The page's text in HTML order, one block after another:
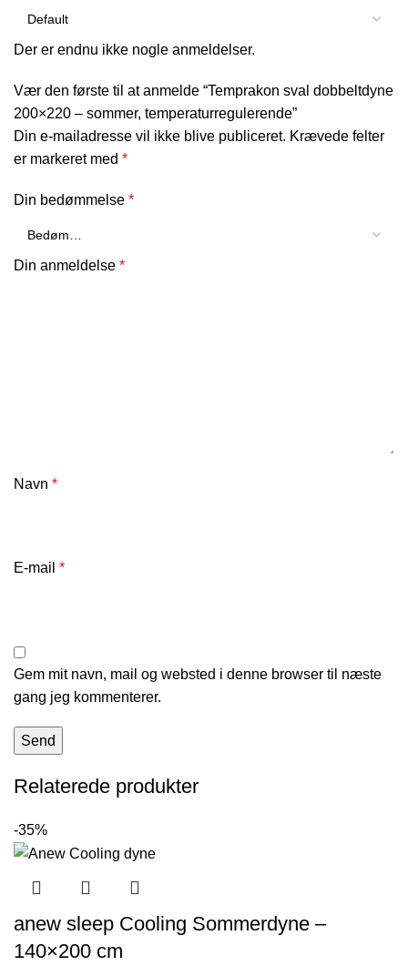
Der er endnu ikke nogle anmeldelser.
Vær den første til at anmelde “Temprakon sval dobbeltdyne
200×220 – sommer, temperaturregulerende”
Din e-mailadresse vil ikke blive publiceret. Krævede felter
er markeret med *
Din bedømmelse *
Din anmeldelse *
Navn *
E-mail *
Gem mit navn, mail og websted i denne browser til næste
gang jeg kommenterer.
Relaterede produkter
-35%
anew sleep Cooling Sommerdyne –
140×200 cm